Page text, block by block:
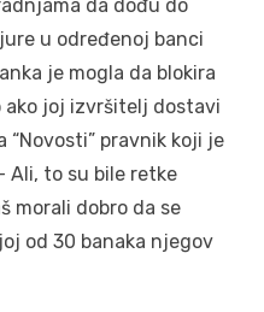
da dođu do
u određenoj banci
je mogla da blokira
ako joj izvršitelj dostavi
“Novosti” pravnik koji je
Ali, to su bile retke
morali dobro da se
od 30 banaka njegov